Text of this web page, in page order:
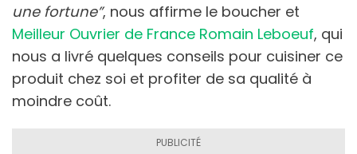
une fortune”, nous affirme le boucher et
Meilleur Ouvrier de France Romain Leboeuf, qui
nous a livré quelques conseils pour cuisiner ce
produit chez soi et profiter de sa qualité à
moindre coût.